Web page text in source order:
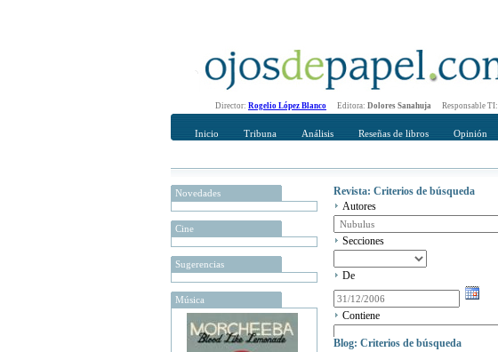
Director: Rogelio López Blanco Editora: Dolores Sanahuja Responsable TI:
Inicio Tribuna Análisis Reseñas de libros Opinión
Novedades
Cine
Sugerencias
Música
Revista: Criterios de búsqueda
Autores
Secciones
De
Contiene
Blog: Criterios de búsqueda